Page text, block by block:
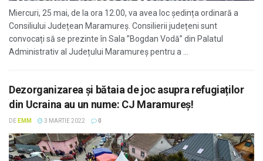
Miercuri, 25 mai, de la ora 12.00, va avea loc ședința ordinară a
Consiliului Județean Maramureș. Consilierii județeni sunt
convocați să se prezinte în Sala ”Bogdan Vodă” din Palatul
Administrativ al Județului Maramureș pentru a ...
Dezorganizarea și bătaia de joc asupra refugiaților
din Ucraina au un nume: CJ Maramureș!
DE EMM 3 MARTIE 2022 0